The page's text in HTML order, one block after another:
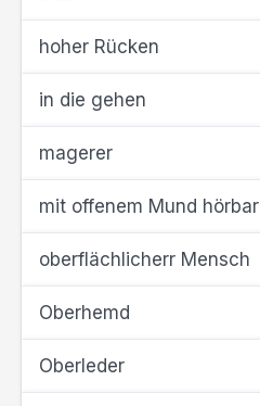
hoher Rücken
in die gehen
magerer
mit offenem Mund hörbar
oberflächlicherr Mensch
Oberhemd
Oberleder